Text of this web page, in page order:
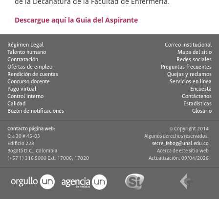
Descargue aquí la Guia del Aspirante
Régimen Legal
Talento humano
Contratación
Ofertas de empleo
Rendición de cuentas
Concurso docente
Pago virtual
Control interno
Calidad
Buzón de notificaciones
Correo institucional
Mapa del sitio
Redes sociales
Preguntas frecuentes
Quejas y reclamos
Servicios en línea
Encuesta
Contáctenos
Estadísticas
Glosario
Contacto página web:
Cra 30 # 45-03
Edificio 228
Bogotá D.C., Colombia
(+57 1) 316 5000 Ext. 17006, 17020
© Copyright 2014
Algunos derechos reservados.
secre_febog@unal.edu.co
Acerca de este sitio web
Actualización: 09/04/2026